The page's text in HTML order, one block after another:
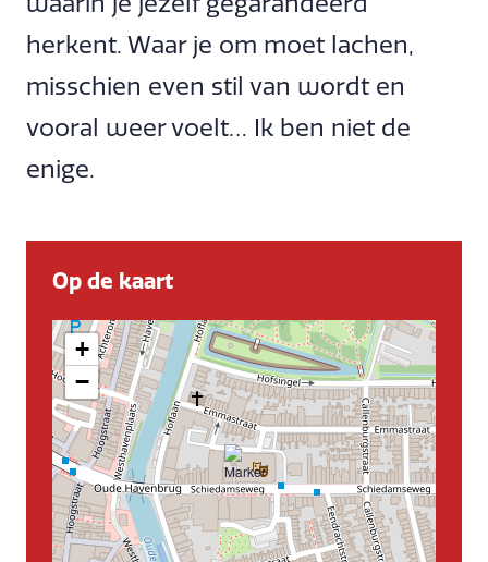
herkent. Waar je om moet lachen,
misschien even stil van wordt en
vooral weer voelt… Ik ben niet de
enige.
Op de kaart
+
−